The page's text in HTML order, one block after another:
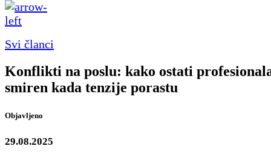
Svi članci
Konflikti na poslu: kako ostati
smiren kada tenzije porastu
Objavljeno
29.08.2025